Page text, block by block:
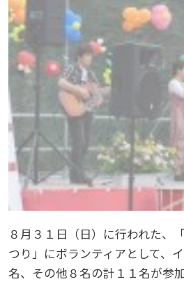
８月３１日（日）に行われた、
つり」にボランティアとして、
名、その他８名の計１１名が参